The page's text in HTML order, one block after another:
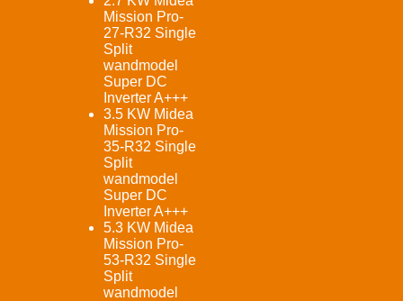
Mission Pro-
27-R32 Single
Split
wandmodel
Super DC
Inverter A+++
3.5 KW Midea
Mission Pro-
35-R32 Single
Split
wandmodel
Super DC
Inverter A+++
5.3 KW Midea
Mission Pro-
53-R32 Single
Split
wandmodel